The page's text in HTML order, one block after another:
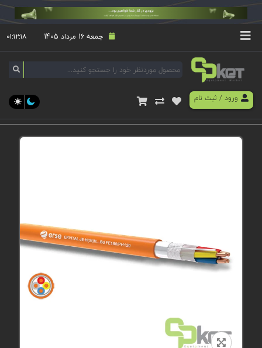
جمعه 16 مرداد 1405 ۰۱:۱۲:۱۸
ورود/ ثبت نام